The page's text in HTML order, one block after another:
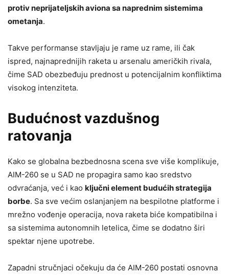
protiv neprijateljskih aviona sa naprednim sistemima
ometanja.
Takve performanse stavljaju je rame uz rame, ili čak
ispred, najnaprednijih raketa u arsenalu američkih rivala,
čime SAD obezbeđuju prednost u potencijalnim konfliktima
visokog intenziteta.
Budućnost vazdušnog
ratovanja
Kako se globalna bezbednosna scena sve više komplikuje,
AIM-260 se u SAD ne propagira samo kao sredstvo
odvraćanja, već i kao ključni element budućih strategija
borbe. Sa sve većim oslanjanjem na bespilotne platforme i
mrežno vođenje operacija, nova raketa biće kompatibilna i
sa sistemima autonomnih letelica, čime se dodatno širi
spektar njene upotrebe.
Zapadni stručnjaci očekuju da će AIM-260 postati osnovna